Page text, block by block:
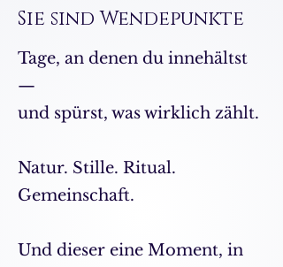
Sie sind Wendepunkte
Tage, an denen du innehältst
—
und spürst, was wirklich zählt.
Natur. Stille. Ritual.
Gemeinschaft.
Und dieser eine Moment, in